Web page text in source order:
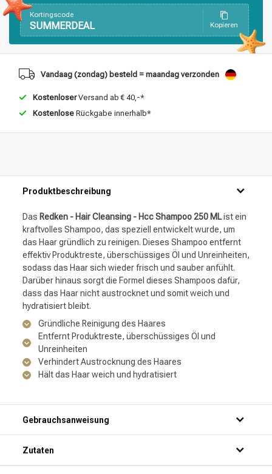
Kortingscode
SUMMERDEAL Kopieren
Vandaag (zondag) besteld = maandag verzonden
KostenloserVersand ab € 40,-*
Kostenlose Rückgabe innerhalb*
Produktbeschreibung
Das Redken - Hair Cleansing - Hcc Shampoo 250 MList ein
kraftvolles Shampoo, das speziell entwickelt wurde, um
das Haar gründlich zu reinigen. Dieses Shampoo entfernt
effektiv Produktreste, überschüssiges Öl und Unreinheiten,
sodass das Haar sich wieder frisch und sauber anfühlt.
Darüber hinaus sorgt die Formel dieses Shampoos dafür,
dass das Haar nicht austrocknet und somit weich und
hydratisiert bleibt.
Gründliche Reinigung des Haares
Entfernt Produktreste, überschüssiges Öl und
Unreinheiten
Verhindert Austrocknung des Haares
Hält das Haar weich und hydratisiert
Gebrauchsanweisung
Schritt 2: Trage eine kleine Menge Shampoo auf deine
Handflächen auf.
Zutaten